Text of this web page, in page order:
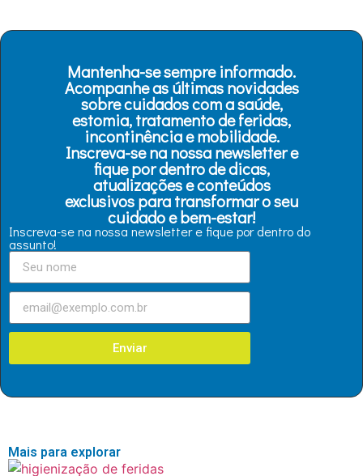
Mantenha-se sempre informado.
Acompanhe as últimas novidades
sobre cuidados com a saúde,
estomia, tratamento de feridas,
incontinência e mobilidade.
Inscreva-se na nossa newsletter e
fique por dentro de dicas,
atualizações e conteúdos
exclusivos para transformar o seu
cuidado e bem-estar!
Inscreva-se na nossa newsletter e fique por dentro do
assunto!
Enviar
Mais para explorar